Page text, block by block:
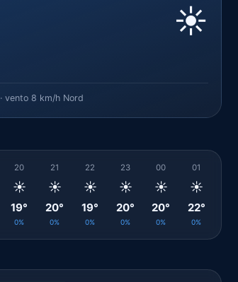
☀️
vento 8 km/h Nord
20
☀️
19°
0%
21
☀️
20°
0%
22
☀️
19°
0%
23
☀️
20°
0%
00
☀️
20°
0%
01
☀️
22°
0%